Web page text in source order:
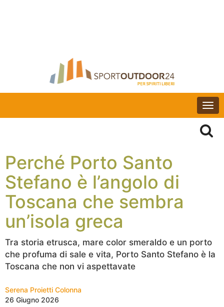
Perché Porto Santo
Stefano è l’angolo di
Toscana che sembra
un’isola greca
Tra storia etrusca, mare color smeraldo e un porto
che profuma di sale e vita, Porto Santo Stefano è la
Toscana che non vi aspettavate
Serena Proietti Colonna
26 Giugno 2026